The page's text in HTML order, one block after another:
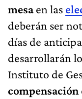
mesaen las
deberán ser
días de
desarrollarán
Instituto de
compensación